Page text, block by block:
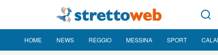
HOME NEWS REGGIO MESSINA SPORT